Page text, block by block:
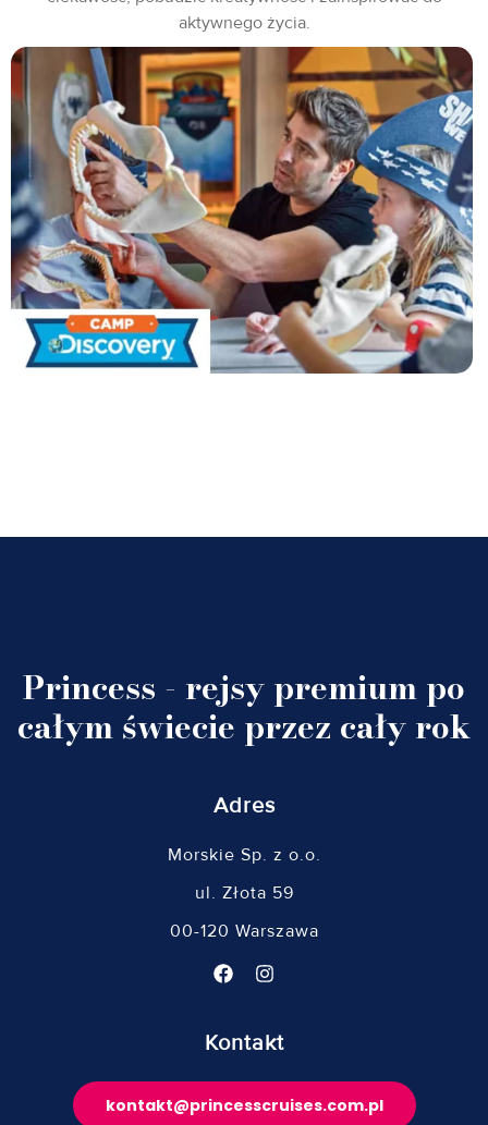
aktywnego życia.
Princess - rejsy premium po
całym świecie przez cały rok
Adres
Morskie Sp. z o.o.
ul. Złota 59
00-120 Warszawa
Kontakt
kontakt@princesscruises.com.pl